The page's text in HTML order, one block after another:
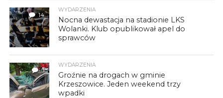
14
WYDARZENIA
Nocna dewastacja na stadionie LKS
Wolanki. Klub opublikował apel do
sprawców
3
WYDARZENIA
Groźnie na drogach w gminie
Krzeszowice. Jeden weekend trzy
wpadki